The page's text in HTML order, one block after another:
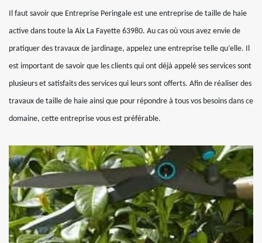
Il faut savoir que Entreprise Peringale est une entreprise de taille de haie
active dans toute la Aix La Fayette 63980. Au cas où vous avez envie de
pratiquer des travaux de jardinage, appelez une entreprise telle qu’elle. Il
est important de savoir que les clients qui ont déjà appelé ses services sont
plusieurs et satisfaits des services qui leurs sont offerts. Afin de réaliser des
travaux de taille de haie ainsi que pour répondre à tous vos besoins dans ce
domaine, cette entreprise vous est préférable.